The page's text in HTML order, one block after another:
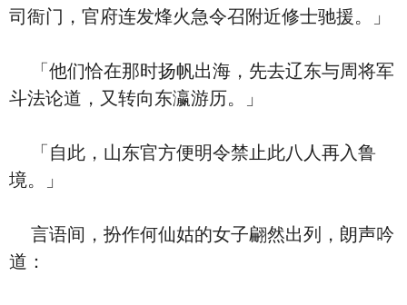
司衙门，官府连发烽火急令召附近修士驰援。」
「他们恰在那时扬帆出海，先去辽东与周将军
斗法论道，又转向东瀛游历。」
「自此，山东官方便明令禁止此八人再入鲁
境。」
言语间，扮作何仙姑的女子翩然出列，朗声吟
道：